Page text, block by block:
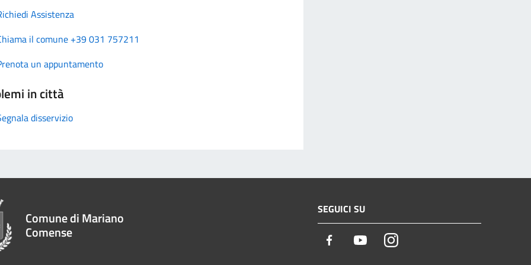
Assistenza
il comune +39 031 757211
un appuntamento
in città
disservizio
Comune di Mariano
Comense
SEGUICI SU
Facebook YoutubeInstagram